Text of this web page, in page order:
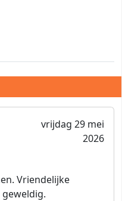
vrijdag 29 mei
2026
Vriendelijke